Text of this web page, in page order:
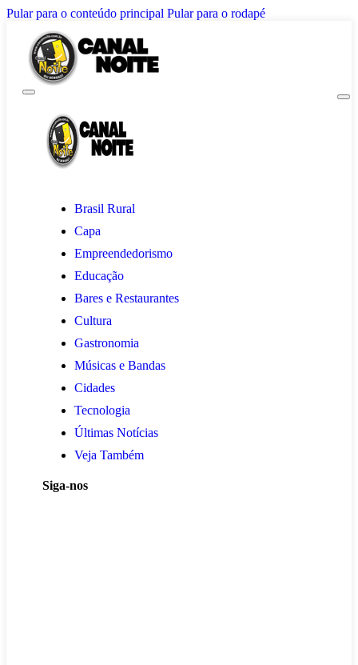
Pular para o conteúdo principal Pular para o rodapé
Brasil Rural
Capa
Empreendedorismo
Educação
Bares e Restaurantes
Cultura
Gastronomia
Músicas e Bandas
Cidades
Tecnologia
Últimas Notícias
Veja Também
Siga-nos